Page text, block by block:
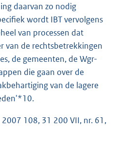
daarvan zo nodig
wordt IBT vervolgens
van processen dat
van de rechtsbetrekkingen
de gemeenten, de Wgr-
die gaan over de
van de lagere
108, 31 200 VII, nr. 61,